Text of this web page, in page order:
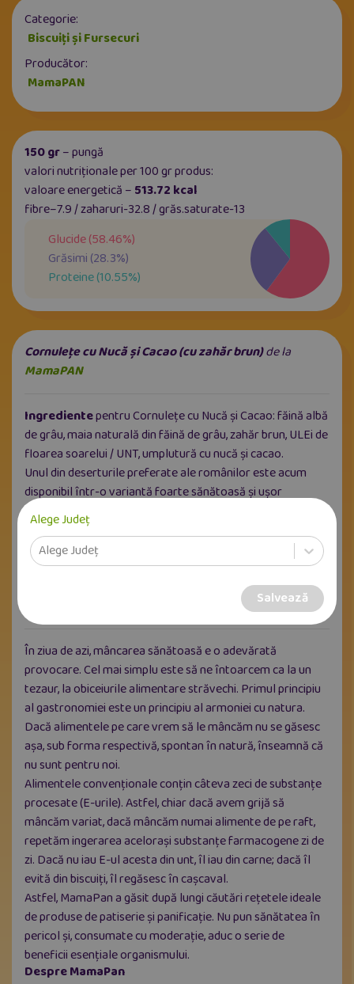
Categorie:
Biscuiți și Fursecuri
Producător:
MamaPAN
150 gr– pungă
valori nutriționale per 100 gr produs:
valoare energetică –513.72 kcal
fibre–7.9 / zaharuri-32.8 / grăs.saturate-13
Glucide(58.46%)
Grăsimi(28.3%)
Proteine(10.55%)
Cornulețe cu Nucă și Cacao (cu zahăr brun)de la
MamaPAN
Ingredientepentru Cornulețe cu Nucă și Cacao: făină albă
de grâu, maia naturală din făină de grâu, zahăr brun, ULEi de
floarea soarelui / UNT, umplutură cu nucă și cacao.
Unul din deserturile preferate ale românilor este acum
disponibil într-o variantă foarte sănătoasă și ușor
digerabilă, grație maialei și folosirii zahărului brun în loc de
cel alb. Gustul untos al cornulețelor este întregit de
umplutura cu aromă puternică, din amestec de nucă și
cacao.
Atenție! Deoarece folosim nucă autentică, pe care o
alegem manual, produsul poate conține coji de nucă.
În ziua de azi, mâncarea sănătoasă e o adevărată
provocare. Cel mai simplu este să ne întoarcem ca la un
tezaur, la obiceiurile alimentare străvechi. Primul principiu
al gastronomiei este un principiu al armoniei cu natura.
Dacă alimentele pe care vrem să le mâncăm nu se găsesc
aşa, sub forma respectivă, spontan în natură, înseamnă că
nu sunt pentru noi.
Alimentele convenționale conțin câteva zeci de substanțe
procesate (E-urile). Astfel, chiar dacă avem grijă să
mâncăm variat, dacă mâncăm numai alimente de pe raft,
repetăm ingerarea acelorași substanțe farmacogene zi de
zi. Dacă nu iau E-ul acesta din unt, îl iau din carne; dacă îl
evită din biscuiți, îl regăsesc în cașcaval.
Astfel, MamaPan a găsit după lungi căutări rețetele ideale
de produse de patiserie și panificație. Nu pun sănătatea în
pericol și, consumate cu moderație, aduc o serie de
beneficii esențiale organismului.
Despre MamaPan
Alege Județ
Alege Județ
Salvează